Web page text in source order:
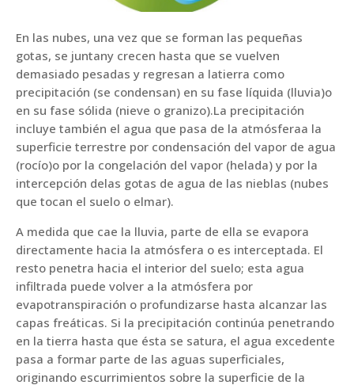
En las nubes, una vez que se forman las pequeñas
gotas, se juntany crecen hasta que se vuelven
demasiado pesadas y regresan a latierra como
precipitación (se condensan) en su fase líquida (lluvia)o
en su fase sólida (nieve o granizo).La precipitación
incluye también el agua que pasa de la atmósferaa la
superficie terrestre por condensación del vapor de agua
(rocío)o por la congelación del vapor (helada) y por la
intercepción delas gotas de agua de las nieblas (nubes
que tocan el suelo o elmar).
A medida que cae la lluvia, parte de ella se evapora
directamente hacia la atmósfera o es interceptada. El
resto penetra hacia el interior del suelo; esta agua
infiltrada puede volver a la atmósfera por
evapotranspiración o profundizarse hasta alcanzar las
capas freáticas. Si la precipitación continúa penetrando
en la tierra hasta que ésta se satura, el agua excedente
pasa a formar parte de las aguas superficiales,
originando escurrimientos sobre la superficie de la